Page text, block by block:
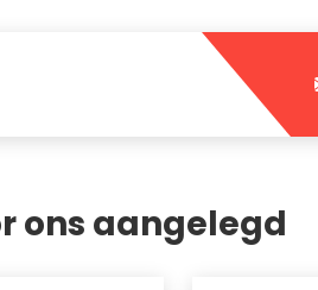
ons aangelegd